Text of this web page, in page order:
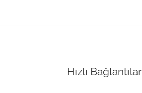
Hızlı Bağlantılar